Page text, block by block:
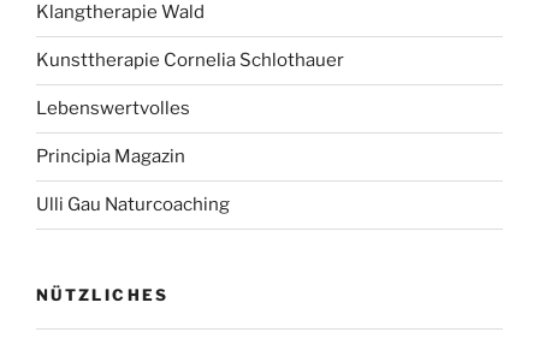
Klangtherapie Wald
Kunsttherapie Cornelia Schlothauer
Lebenswertvolles
Principia Magazin
Ulli Gau Naturcoaching
NÜTZLICHES